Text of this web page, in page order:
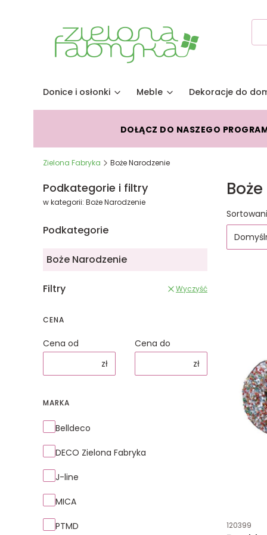
Donice i osłonki Meble Dekoracje do
DOŁĄCZ DO NASZEGO
Zielona Fabryka Boże Narodzenie
Podkategorie i filtry
w kategorii: Boże Narodzenie
Podkategorie
Boże Narodzenie
Filtry Wyczyść
CENA
Cena od
zł
Cena do
zł
MARKA
Marka
Belldeco
DECO Zielona Fabryka
J-line
MICA
PTMD
Lista
Kod
120399